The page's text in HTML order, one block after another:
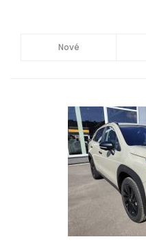
Nové